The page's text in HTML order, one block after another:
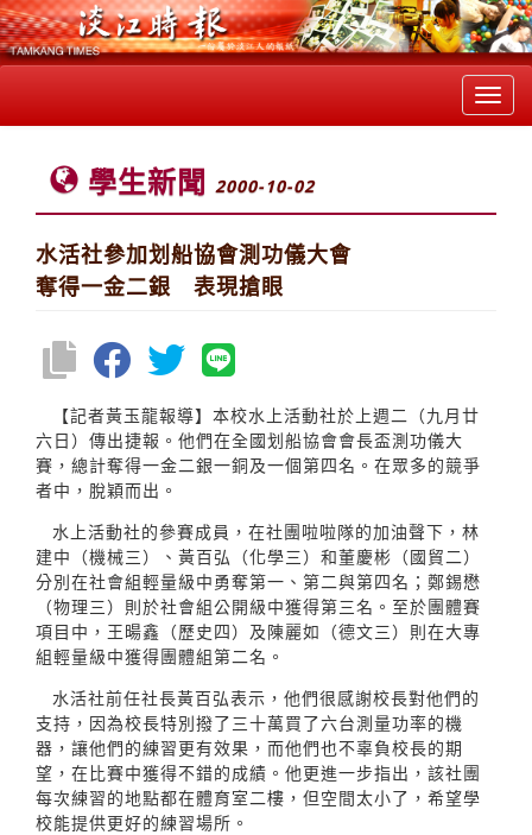
學生新聞 2000-10-02
水活社參加划船協會測功儀大會
奪得一金二銀 表現搶眼
【記者黃玉龍報導】本校水上活動社於上週二（九月廿
六日）傳出捷報。他們在全國划船協會會長盃測功儀大
賽，總計奪得一金二銀一銅及一個第四名。在眾多的競爭
者中，脫穎而出。
水上活動社的參賽成員，在社團啦啦隊的加油聲下，林
建中（機械三）、黃百弘（化學三）和董慶彬（國貿二）
分別在社會組輕量級中勇奪第一、第二與第四名；鄭錫懋
（物理三）則於社會組公開級中獲得第三名。至於團體賽
項目中，王暘鑫（歷史四）及陳麗如（德文三）則在大專
組輕量級中獲得團體組第二名。
水活社前任社長黃百弘表示，他們很感謝校長對他們的
支持，因為校長特別撥了三十萬買了六台測量功率的機
器，讓他們的練習更有效果，而他們也不辜負校長的期
望，在比賽中獲得不錯的成績。他更進一步指出，該社團
每次練習的地點都在體育室二樓，但空間太小了，希望學
校能提供更好的練習場所。